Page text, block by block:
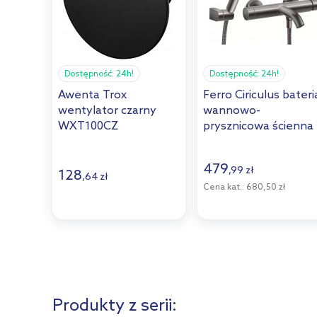
Dostępność: 24h!
Awenta Trox
wentylator czarny
WXT100CZ
128,64 zł
Dostępność: 24h!
Ferro Ciriculus
wannowo-
prysznicowa ścienna
479,99 zł
Cena kat.: 680,50 zł
Produkty z serii: